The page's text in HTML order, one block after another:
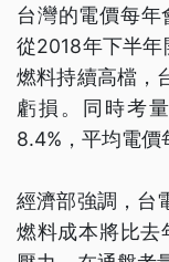
台灣的電價每
從2018年下半
燃料持續高檔，
虧損。同時考
8.4%，平均電價
經濟部強調，台
燃料成本將比去